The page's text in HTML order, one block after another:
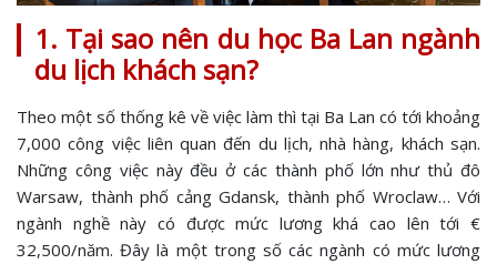
1. Tại sao nên du học Ba Lan ngành
du lịch khách sạn?
Theo một số thống kê về việc làm thì tại Ba Lan có tới khoảng
7,000 công việc liên quan đến du lịch, nhà hàng, khách sạn.
Những công việc này đều ở các thành phố lớn như thủ đô
Warsaw, thành phố cảng Gdansk, thành phố Wroclaw… Với
ngành nghề này có được mức lương khá cao lên tới €
32,500/năm. Đây là một trong số các ngành có mức lương